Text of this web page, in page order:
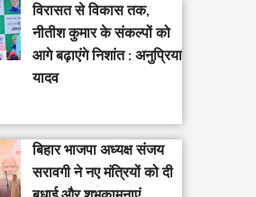
विरासत से विकास तक,
नीतीश कुमार के संकल्पों को
आगे बढ़ाएंगे निशांत : अनुप्रिया
यादव
बिहार भाजपा अध्यक्ष संजय
सरावगी ने नए मंत्रियों को दी